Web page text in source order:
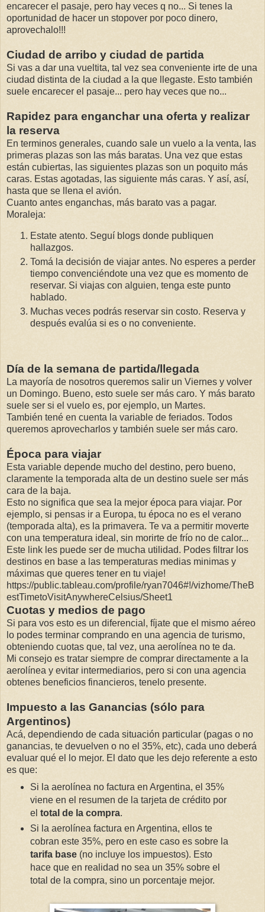
encarecer el pasaje, pero hay veces q no... Si tenes la
oportunidad de hacer un stopover por poco dinero,
aprovechalo!!!
Ciudad de arribo y ciudad de partida
Si vas a dar una vueltita, tal vez sea conveniente irte de una
ciudad distinta de la ciudad a la que llegaste. Esto también
suele encarecer el pasaje... pero hay veces que no...
Rapidez para enganchar una oferta y realizar
la reserva
En terminos generales, cuando sale un vuelo a la venta, las
primeras plazas son las más baratas. Una vez que estas
están cubiertas, las siguientes plazas son un poquito más
caras. Estas agotadas, las siguiente más caras. Y así, así,
hasta que se llena el avión.
Cuanto antes enganchas, más barato vas a pagar.
Moraleja:
Estate atento. Seguí blogs donde publiquen
hallazgos.
Tomá la decisión de viajar antes. No esperes a perder
tiempo convenciéndote una vez que es momento de
reservar. Si viajas con alguien, tenga este punto
hablado.
Muchas veces podrás reservar sin costo. Reserva y
después evalúa si es o no conveniente.
Día de la semana de partida/llegada
La mayoría de nosotros queremos salir un Viernes y volver
un Domingo. Bueno, esto suele ser más caro. Y más barato
suele ser si el vuelo es, por ejemplo, un Martes.
También tené en cuenta la variable de feriados. Todos
queremos aprovecharlos y también suele ser más caro.
Época para viajar
Esta variable depende mucho del destino, pero bueno,
claramente la temporada alta de un destino suele ser más
cara de la baja.
Esto no significa que sea la mejor época para viajar. Por
ejemplo, si pensas ir a Europa, tu época no es el verano
(temporada alta), es la primavera. Te va a permitir moverte
con una temperatura ideal, sin morirte de frío no de calor...
Este link les puede ser de mucha utilidad. Podes filtrar los
destinos en base a las temperaturas medias minimas y
máximas que queres tener en tu viaje!
https://public.tableau.com/profile/ryan7046#!/vizhome/TheB
estTimetoVisitAnywhereCelsius/Sheet1
Cuotas y medios de pago
Si para vos esto es un diferencial, fíjate que el mismo aéreo
lo podes terminar comprando en una agencia de turismo,
obteniendo cuotas que, tal vez, una aerolínea no te da.
Mi consejo es tratar siempre de comprar directamente a la
aerolínea y evitar intermediarios, pero si con una agencia
obtenes beneficios financieros, tenelo presente.
Impuesto a las Ganancias (sólo para
Argentinos)
Acá, dependiendo de cada situación particular (pagas o no
ganancias, te devuelven o no el 35%, etc), cada uno deberá
evaluar qué el lo mejor. El dato que les dejo referente a esto
es que:
Si la aerolínea no factura en Argentina, el 35%
viene en el resumen de la tarjeta de crédito por
el total de la compra.
Si la aerolínea factura en Argentina, ellos te
cobran este 35%, pero en este caso es sobre la
tarifa base(no incluye los impuestos). Esto
hace que en realidad no sea un 35% sobre el
total de la compra, sino un porcentaje mejor.